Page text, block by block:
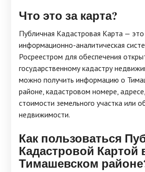
Что это за карта?
Публичная Кадастровая Карта — это
информационно-аналитическая
Росреестром для обеспечения
государственному кадастру
можно получить информацию о
районе, кадастровом номере,
стоимости земельного участка или
недвижимости.
Как пользоваться
Кадастровой Картой
Тимашевском